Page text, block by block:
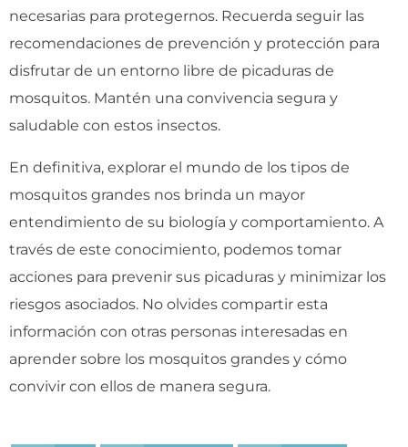
necesarias para protegernos. Recuerda seguir las
recomendaciones de prevención y protección para
disfrutar de un entorno libre de picaduras de
mosquitos. Mantén una convivencia segura y
saludable con estos insectos.
En definitiva, explorar el mundo de los tipos de
mosquitos grandes nos brinda un mayor
entendimiento de su biología y comportamiento. A
través de este conocimiento, podemos tomar
acciones para prevenir sus picaduras y minimizar los
riesgos asociados. No olvides compartir esta
información con otras personas interesadas en
aprender sobre los mosquitos grandes y cómo
convivir con ellos de manera segura.